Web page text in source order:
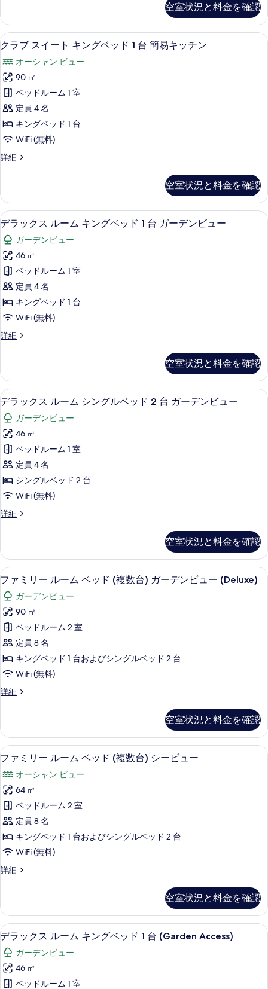
べ
て
の
写
真
を
表
示
す
る
Club
Room
with
View
の
詳
細
空室状況と料金を確認
ク
ラ
ブ
ス
イ
ー
ト
キ
ン
ベ
ッ
ド
台
簡
易
キ
ッ
チ
す
べ
て
の
写
真
を
表
示
す
42 インチの液晶テレビ (デジタル放
7
クラブ スイート キングベッド 1 台 簡易キッチン
オーシャン ビュー
90 ㎡
ベッドルーム 1 室
定員 4 名
キングベッド 1 台
WiFi (無料)
詳細
ク
イ
ー
ト
ン
グ
ベ
ッ
ド
台
簡
キ
ン
の
詳
細
空室状況と料金を確認
デ
ラ
ッ
ク
ス
ル
ー
ム
キ
グ
ベ
ッ
ド
1
台
ガ
ー
デ
ン
ー
の
す
べ
て
の
写
真
を
表
す
る
低刺激性寝具、ミニバー、セーフテ
7
デラックス ルーム キングベッド 1 台 ガーデンビュー
ガーデンビュー
46 ㎡
ベッドルーム 1 室
定員 4 名
キングベッド 1 台
WiFi (無料)
詳細
デ
ス
ル
ー
キ
ン
グ
ベ
ッ
ド
台
ー
ビ
ュ
ー
の
詳
細
空室状況と料金を確認
デ
ラ
ッ
ク
ス
ル
ー
ム
シ
グ
ル
ベ
ッ
ド
2
台
ガ
ー
デ
ュ
ー
の
す
べ
て
の
写
真
を
示
す
る
7
デラックス ルーム シングルベッド 2 台 ガーデンビュー
ガーデンビュー
46 ㎡
ベッドルーム 1 室
定員 4 名
シングルベッド 2 台
WiFi (無料)
詳細
デ
ス
ル
ー
シ
ン
グ
ル
ベ
ッ
ド
2
ガ
ン
ビ
ュ
ー
の
細
空室状況と料金を確認
フ
ァ
ミ
リ
ー
ル
ー
ム
ベ
ド
(複
数
台)
ガ
ー
デ
ン
ビ
ュ
の
す
べ
て
の
低刺激性寝具、ミニバー、セーフテ
7
ファミリー ルーム ベッド (複数台) ガーデンビュー (Deluxe)
ガーデンビュー
90 ㎡
ベッドルーム 2 室
定員 8 名
キングベッド 1 台およびシングルベッド 2 台
WiFi (無料)
詳細
フ
ー
ル
ー
ベ
ッ
ド
(複
数
台)
ガ
ー
ン
ー
(Deluxe)
の
詳
細
空室状況と料金を確認
フ
ァ
ミ
リ
ー
ル
ー
ム
ベ
ド
(複
数
台)
シ
ー
42 インチの液晶テレビ (デジタル放
7
ファミリー ルーム ベッド (複数台) シービュー
オーシャン ビュー
64 ㎡
ベッドルーム 2 室
定員 8 名
キングベッド 1 台およびシングルベッド 2 台
WiFi (無料)
詳細
フ
ー
ル
ー
ベ
ッ
ド
空室状況と料金を確認
デ
ラ
ッ
ク
6
デラックス ルーム キングベッド 1 台 (Garden Access)
ガーデンビュー
46 ㎡
ベッドルーム 1 室